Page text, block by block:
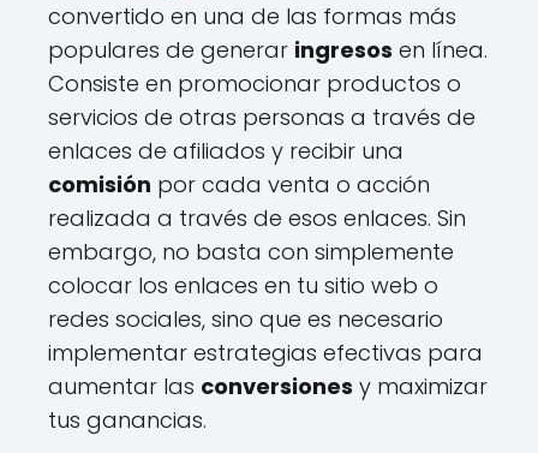
convertido en una de las formas más
populares de generar ingresos en línea.
Consiste en promocionar productos o
servicios de otras personas a través de
enlaces de afiliados y recibir una
comisión por cada venta o acción
realizada a través de esos enlaces. Sin
embargo, no basta con simplemente
colocar los enlaces en tu sitio web o
redes sociales, sino que es necesario
implementar estrategias efectivas para
aumentar las conversiones y maximizar
tus ganancias.